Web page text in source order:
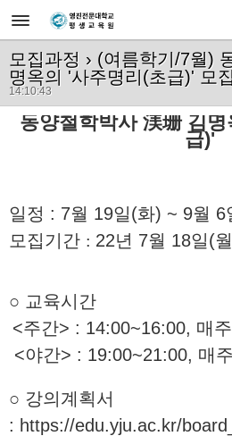
모집과정 › (여름학기/7월)
명옥의 '사주명리(초급)' 모
14:10:43
동양철학박사 渼珊 김
급)'
일정 : 7월 19일(화) ~ 9월 6
모집기간 : 22년 7월 18일(
○ 교육시간
<주간> : 14:00~16:00, 매
<야간> : 19:00~21:00, 매
○ 강의계획서
: https://edu.yju.ac.kr/